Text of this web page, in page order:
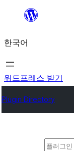
츠
로
바
가
한국어
워드프레스 받기
Plugin Directory
검